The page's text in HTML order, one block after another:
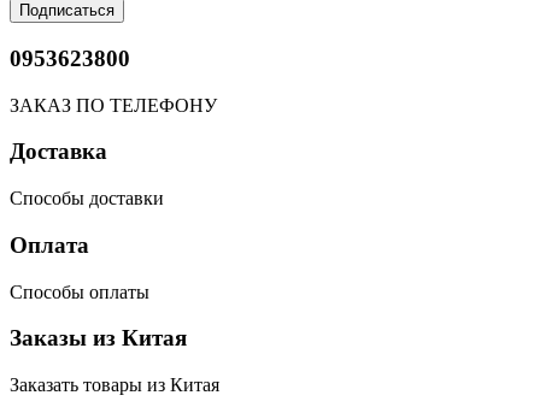
Подписаться
0953623800
ЗАКАЗ ПО ТЕЛЕФОНУ
Доставка
Способы доставки
Оплата
Способы оплаты
Заказы из Китая
Заказать товары из Китая